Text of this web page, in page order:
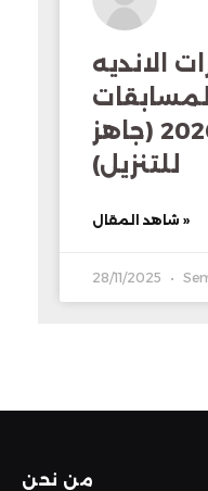
الانديه
العربيه 2026 (جاهز
للتنزيل)
شاهد المقال »
28/11/2025
من نحن